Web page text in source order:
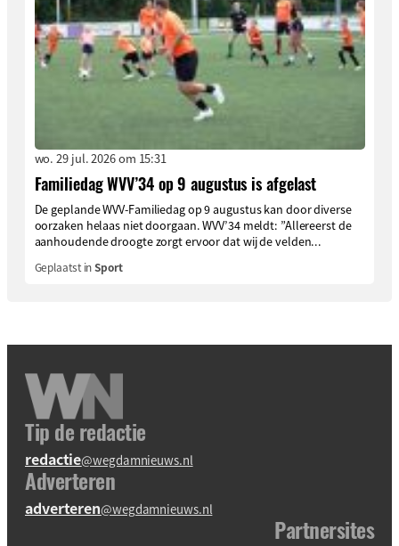
wo. 29 jul. 2026 om 15:31
Familiedag WVV’34 op 9 augustus is afgelast
De geplande WVV-Familiedag op 9 augustus kan door diverse
oorzaken helaas niet doorgaan. WVV’34 meldt: ”Allereerst de
aanhoudende droogte zorgt ervoor dat wij de velden...
Geplaatst inSport
Tip de redactie
redactie@wegdamnieuws.nl
Adverteren
adverteren@wegdamnieuws.nl
Partnersites